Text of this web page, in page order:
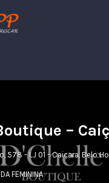
–
578 - LJ 01 - Caiçara, Belo
FEMININA